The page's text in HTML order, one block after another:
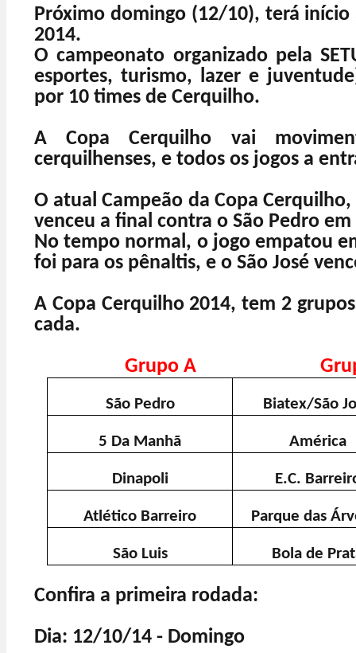
Próximo domingo (12/10), terá início
2014.
O campeonato organizado pela
esportes, turismo, lazer e
por 10 times de Cerquilho.
A Copa Cerquilho vai
cerquilhenses, e todos os jogos a
O atual Campeão da Copa Cerquilho,
venceu a final contra o São Pedro em
No tempo normal, o jogo empatou
foi para os pênaltis, e o São José
A Copa Cerquilho 2014, tem 2
cada.
Grupo A
São Pedro Biatex/São
5 Da Manhã América
Dinapoli E.C.
Atlético Barreiro Parque das
São Luis Bola de
Confira a primeira rodada:
Dia: 12/10/14 - Domingo